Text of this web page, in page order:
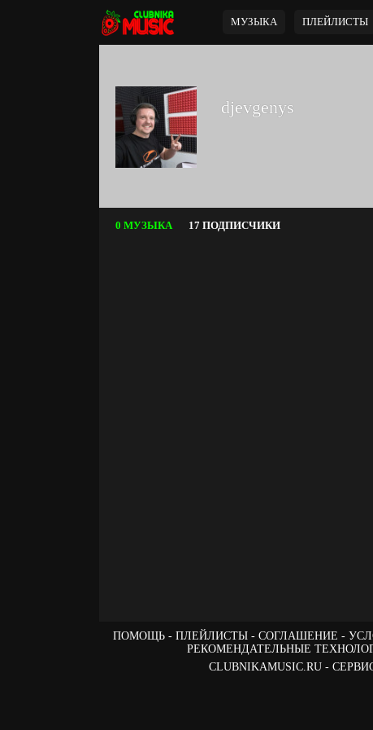
МУЗЫКА ПЛЕЙЛИСТЫ
djevgenys
0 МУЗЫКА 17 ПОДПИСЧИКИ
ПОМОЩЬ ПЛЕЙЛИСТЫ СОГЛАШЕНИЕ
РЕКОМЕНДАТЕЛЬНЫЕ
CLUBNIKAMUSIC.RU -